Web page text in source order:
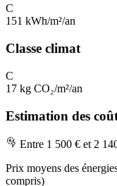
C
151 kWh/m²/an
Classe climat
C
17 kg CO₂/m²/an
Estimation des
Entre 1 500 € et 2
Prix moyens des
compris)